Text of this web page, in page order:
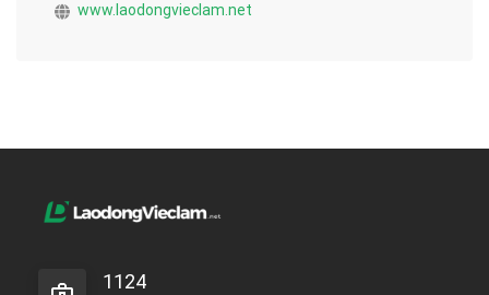
www.laodongvieclam.net
1124